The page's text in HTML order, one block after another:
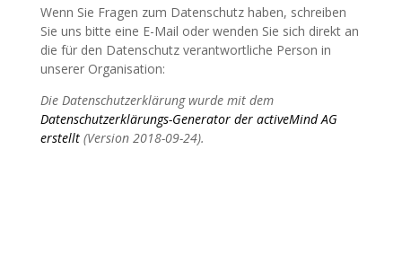
Wenn Sie Fragen zum Datenschutz haben, schreiben
Sie uns bitte eine E-Mail oder wenden Sie sich direkt an
die für den Datenschutz verantwortliche Person in
unserer Organisation:
Die Datenschutzerklärung wurde mit dem
Datenschutzerklärungs-Generator der activeMind AG
erstellt(Version 2018-09-24).